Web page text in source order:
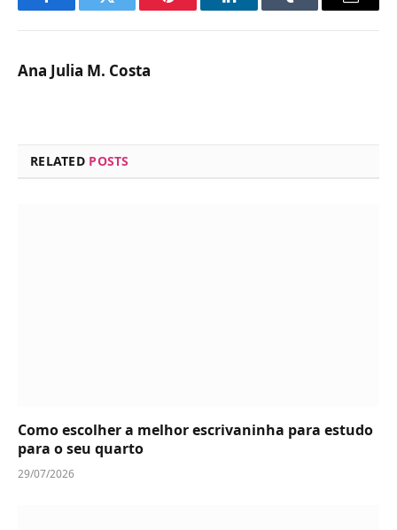
FacebookTwitter Pinterest LinkedInTumblr Email
Ana Julia M. Costa
RELATED POSTS
Como escolher a melhor escrivaninha para estudo
para o seu quarto
29/07/2026